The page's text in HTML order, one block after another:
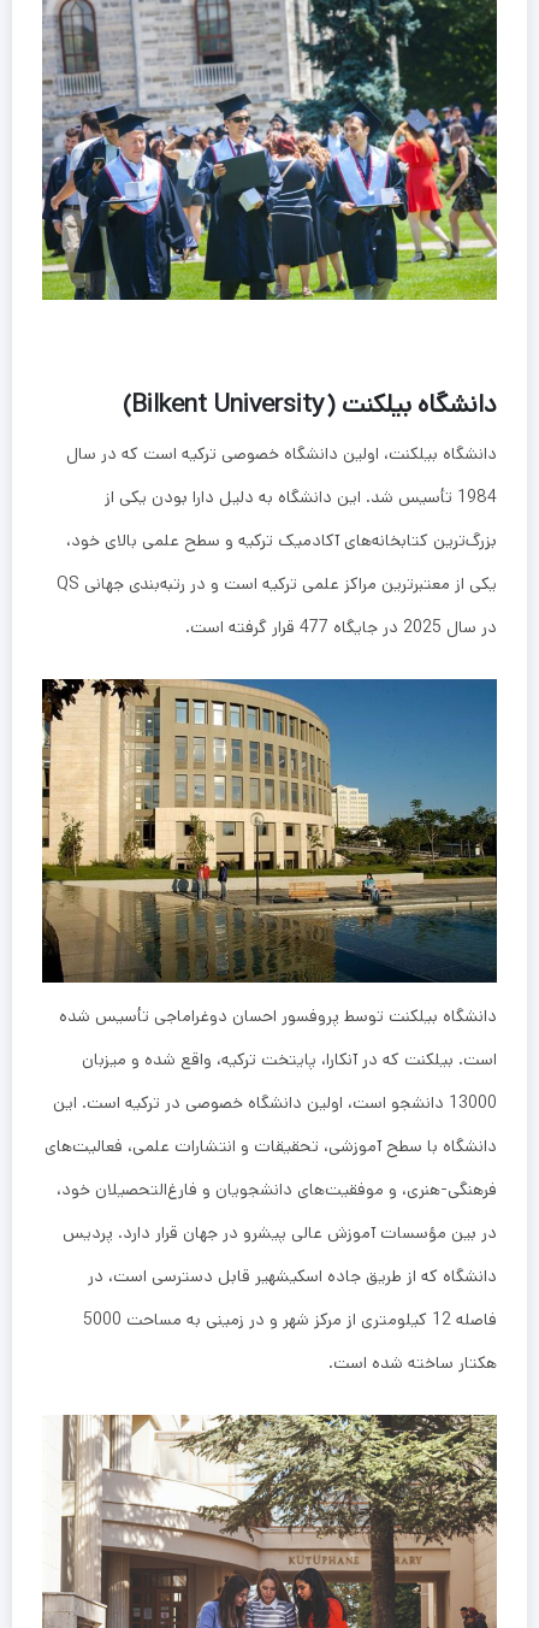
دانشگاه بیلکنت (Bilkent University)
دانشگاه بیلکنت، اولین دانشگاه خصوصی ترکیه است که در سال
1984 تأسیس شد. این دانشگاه به دلیل دارا بودن یکی از
بزرگ‌ترین کتابخانه‌های آکادمیک ترکیه و سطح علمی بالای خود،
یکی از معتبرترین مراکز علمی ترکیه است و در رتبه‌بندی جهانی QS
در سال 2025 در جایگاه 477 قرار گرفته است.
دانشگاه بیلکنت توسط پروفسور احسان دوغراماجی تأسیس شده
است. بیلکنت که در آنکارا، پایتخت ترکیه، واقع شده و میزبان
13000 دانشجو است، اولین دانشگاه خصوصی در ترکیه است. این
دانشگاه با سطح آموزشی، تحقیقات و انتشارات علمی، فعالیت‌های
فرهنگی-هنری، و موفقیت‌های دانشجویان و فارغ‌التحصیلان خود،
در بین مؤسسات آموزش عالی پیشرو در جهان قرار دارد. پردیس
دانشگاه که از طریق جاده اسکیشهیر قابل دسترسی است، در
فاصله 12 کیلومتری از مرکز شهر و در زمینی به مساحت 5000
هکتار ساخته شده است.